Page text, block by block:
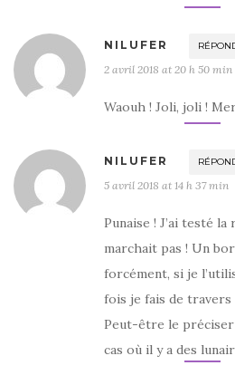
NILUFER
2 avril 2018 at 20 h 50 min
Waouh ! Joli, joli !
NILUFER
5 avril 2018 at 14 h 37 min
Punaise ! J’ai testé
marchait pas ! Un
forcément, si je
fois je fais de travers
Peut-être le
cas où il y a des